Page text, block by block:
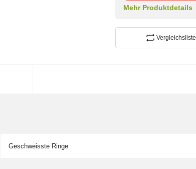
Mehr Produktdetails
Vergleichsliste
Geschweisste Ringe